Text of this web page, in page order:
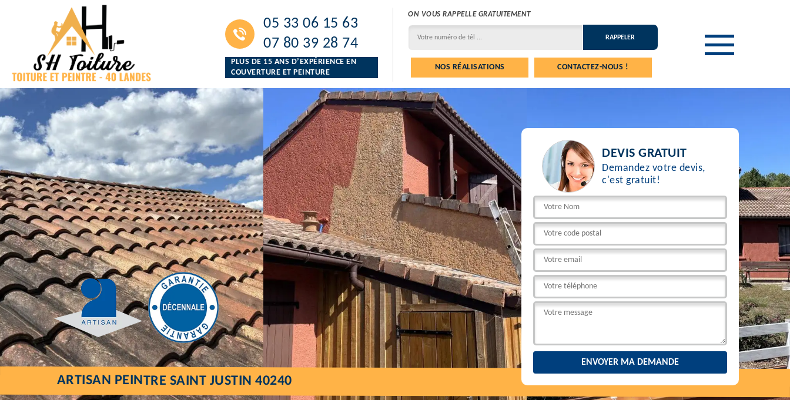
05 33 06 15 63
07 80 39 28 74
PLUS DE 15 ANS D’EXPÉRIENCE EN
COUVERTURE ET PEINTURE
ON VOUS RAPPELLE GRATUITEMENT
NOS RÉALISATIONS CONTACTEZ-NOUS !
DEVIS GRATUIT
Demandez votre devis,
c'est gratuit!
ARTISAN PEINTRE SAINT JUSTIN 40240